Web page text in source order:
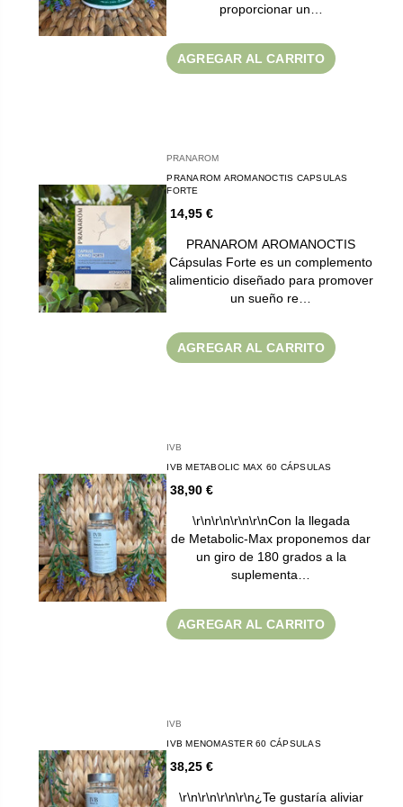
proporcionar un…
AGREGAR AL CARRITO
PRANAROM
PRANAROM AROMANOCTIS CAPSULAS
FORTE
14,95 €
PRANAROM AROMANOCTIS
Cápsulas Forte es un complemento
alimenticio diseñado para promover
un sueño re…
AGREGAR AL CARRITO
IVB
IVB METABOLIC MAX 60 CÁPSULAS
38,90 €
\r\n\r\n\r\n\r\nCon la llegada
de Metabolic-Max proponemos dar
un giro de 180 grados a la
suplementa…
AGREGAR AL CARRITO
IVB
IVB MENOMASTER 60 CÁPSULAS
38,25 €
\r\n\r\n\r\n\r\n¿Te gustaría aliviar